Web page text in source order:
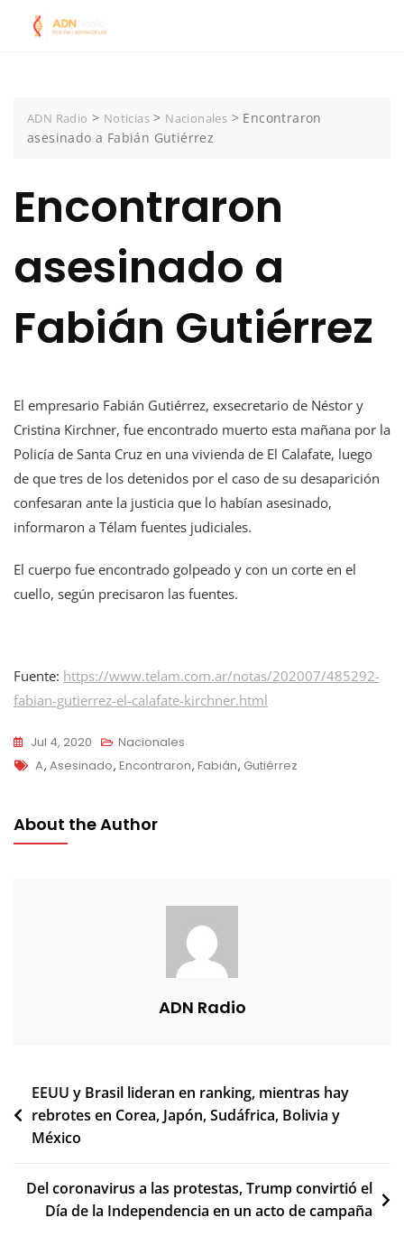
ADN Radio > Noticias > Nacionales > Encontraron
asesinado a Fabián Gutiérrez
Encontraron
asesinado a
Fabián Gutiérrez
El empresario Fabián Gutiérrez, exsecretario de Néstor y
Cristina Kirchner, fue encontrado muerto esta mañana por la
Policía de Santa Cruz en una vivienda de El Calafate, luego
de que tres de los detenidos por el caso de su desaparición
confesaran ante la justicia que lo habían asesinado,
informaron a Télam fuentes judiciales.
El cuerpo fue encontrado golpeado y con un corte en el
cuello, según precisaron las fuentes.
Fuente: https://www.telam.com.ar/notas/202007/485292-
fabian-gutierrez-el-calafate-kirchner.html
Jul 4, 2020
Nacionales
Tags
A, Asesinado, Encontraron, Fabián, Gutiérrez
About the Author
ADN Radio
Navegación
de
entradas
EEUU y Brasil lideran en ranking, mientras hay
rebrotes en Corea, Japón, Sudáfrica, Bolivia y
México
Del coronavirus a las protestas, Trump convirtió el
Día de la Independencia en un acto de campaña